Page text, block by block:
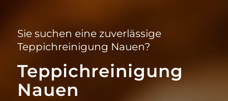
Sie suchen eine zuverlässige
Teppichreinigung Nauen?
Teppichreinigung
Nauen